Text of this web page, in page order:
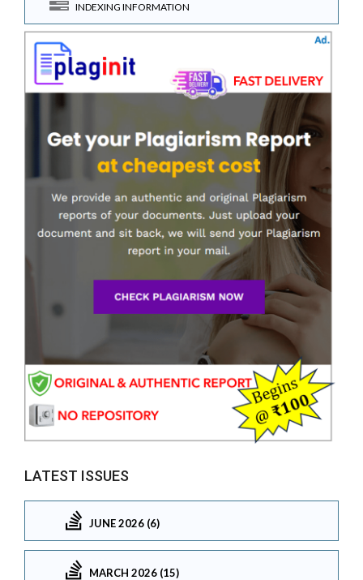
INDEXING INFORMATION
LATEST ISSUES
JUNE 2026 (6)
MARCH 2026 (15)